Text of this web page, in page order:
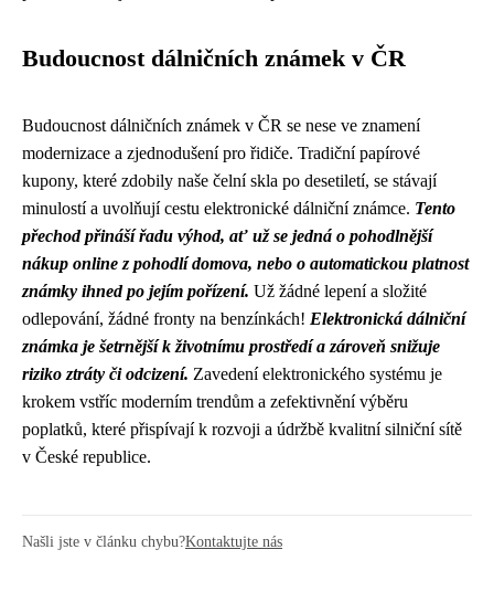
Budoucnost dálničních známek v ČR
Budoucnost dálničních známek v ČR se nese ve znamení
modernizace a zjednodušení pro řidiče. Tradiční papírové
kupony, které zdobily naše čelní skla po desetiletí, se stávají
minulostí a uvolňují cestu elektronické dálniční známce. Tento
přechod přináší řadu výhod, ať už se jedná o pohodlnější
nákup online z pohodlí domova, nebo o automatickou platnost
známky ihned po jejím pořízení. Už žádné lepení a složité
odlepování, žádné fronty na benzínkách! Elektronická dálniční
známka je šetrnější k životnímu prostředí a zároveň snižuje
riziko ztráty či odcizení. Zavedení elektronického systému je
krokem vstříc moderním trendům a zefektivnění výběru
poplatků, které přispívají k rozvoji a údržbě kvalitní silniční sítě
v České republice.
Našli jste v článku chybu?Kontaktujte nás